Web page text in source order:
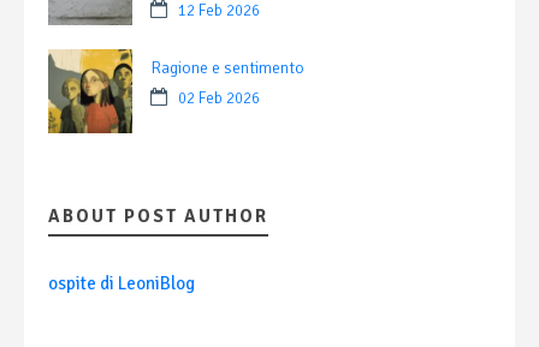
12 Feb 2026
Ragione e sentimento
02 Feb 2026
ABOUT POST AUTHOR
ospite di LeoniBlog